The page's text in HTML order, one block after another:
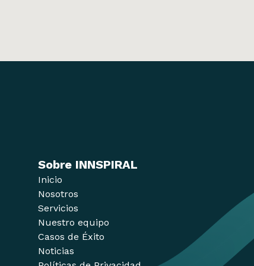
Sobre INNSPIRAL
Inicio
Nosotros
Servicios
Nuestro equipo
Casos de Éxito
Noticias